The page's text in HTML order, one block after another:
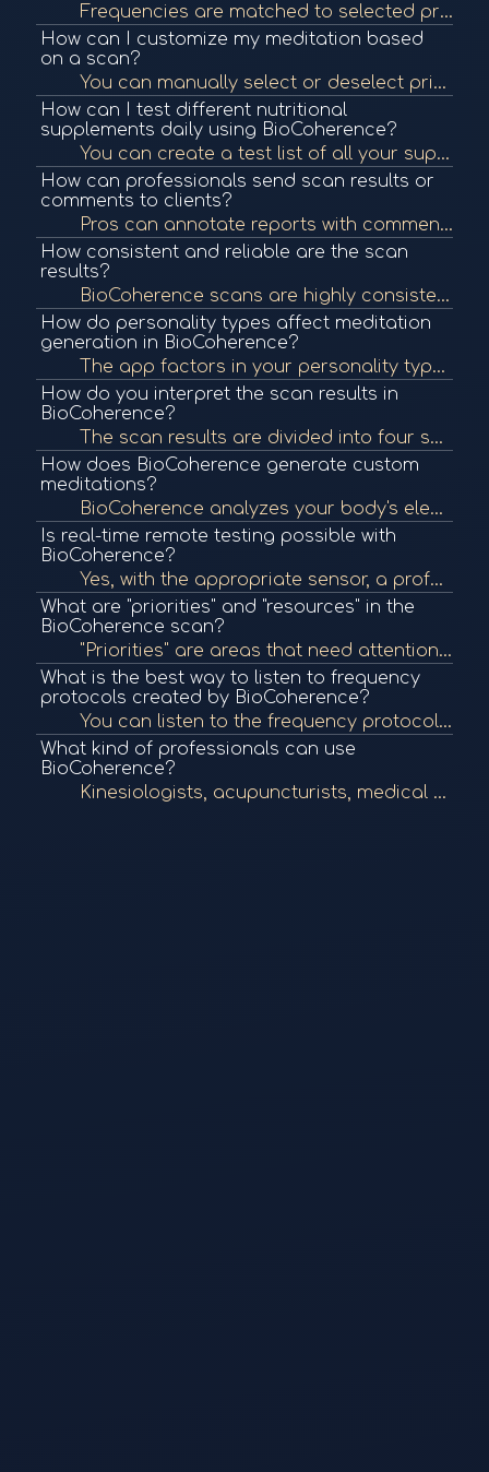
Frequencies are matched to selected priorities and can include specific therapeutic protocols. These are played during meditations or exported as a separate track. Each frequency helps address the biomarker or emotional element it corresponds to.
How can I customize my meditation based
on a scan?
You can manually select or deselect priorities and frequencies to include specific organs, chakras, or emotional states. These choices modify both the generated meditation and frequency programs to tailor the healing experience.
How can I test different nutritional
supplements daily using BioCoherence?
You can create a test list of all your supplements, run a daily scan, and the system will indicate which ones are needed based on current biomarker data, saving time and avoiding unnecessary intake.
How can professionals send scan results or
comments to clients?
Pros can annotate reports with comments for each section, hide irrelevant parts, and send a full PDF report or engage in a built-in chat for client feedback—all stored securely on BioCoherence's private cloud.
How consistent and reliable are the scan
results?
BioCoherence scans are highly consistent because data is entirely computed from actual recordings rather than randomized algorithms. This allows repeatability and reliability suitable for professional and medical use.
How do personality types affect meditation
generation in BioCoherence?
The app factors in your personality type, similar to MBTI, to adapt meditation wording and tone. For example, creatives get guided imagery, while pragmatists receive grounded, body-focused scripts for improved engagement.
How do you interpret the scan results in
BioCoherence?
The scan results are divided into four sections: Balance (for daily meditation), Understand (detailed biomarker analysis), Test (manual/pro protocols), and Lists. You can track progress over time and go deeper into what biomarkers are indicating.
How does BioCoherence generate custom
meditations?
BioCoherence analyzes your body's electrical signals through a recording, computes over 1400 biomarkers, identifies imbalances, and generates a customized meditation with targeted spoken texts and sound frequencies designed to correct those specific imba...
Is real-time remote testing possible with
BioCoherence?
Yes, with the appropriate sensor, a professional can send a frequency test to a client anywhere. The client's app picks it up, measures the reaction locally, and sends back real-time data to build a personalized protocol.
What are "priorities" and "resources" in the
BioCoherence scan?
"Priorities" are areas that need attention and healing, automatically generated from the scan, but can be customized. "Resources" are the user's current strengths that can help support healing in weaker areas. Both influence how frequencies and meditatio...
What is the best way to listen to frequency
protocols created by BioCoherence?
You can listen to the frequency protocols through headphones via the app or export them as audio files to MP3 players. Playing them from a device in your pocket can emit a consistent electromagnetic field for ongoing therapy throughout the day.
What kind of professionals can use
BioCoherence?
Kinesiologists, acupuncturists, medical doctors, osteopaths, and naturopaths can use BioCoherence both in-person and remotely to perform scans, prescribe frequency protocols, and interact via the professional directory.